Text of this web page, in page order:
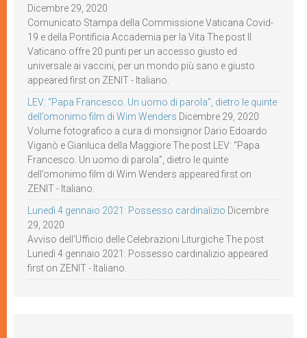
Dicembre 29, 2020
Comunicato Stampa della Commissione Vaticana Covid-
19 e della Pontificia Accademia per la Vita The post Il
Vaticano offre 20 punti per un accesso giusto ed
universale ai vaccini, per un mondo più sano e giusto
appeared first on ZENIT - Italiano.
LEV: “Papa Francesco. Un uomo di parola”, dietro le quinte
dell’omonimo film di Wim Wenders Dicembre 29, 2020
Volume fotografico a cura di monsignor Dario Edoardo
Viganò e Gianluca della Maggiore The post LEV: “Papa
Francesco. Un uomo di parola”, dietro le quinte
dell’omonimo film di Wim Wenders appeared first on
ZENIT - Italiano.
Lunedì 4 gennaio 2021: Possesso cardinalizio Dicembre
29, 2020
Avviso dell’Ufficio delle Celebrazioni Liturgiche The post
Lunedì 4 gennaio 2021: Possesso cardinalizio appeared
first on ZENIT - Italiano.